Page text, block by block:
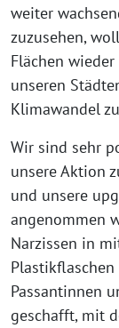
weiter
zuzusehen,
Flächen
unseren
Klimawandel
Wir sind sehr
unsere Aktion
und unsere
angenommen
Narzissen in
Passantinnen
geschafft, mit